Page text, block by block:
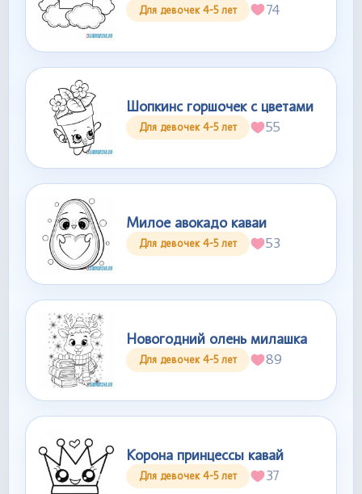
Для девочек 4-5 лет 74
Шопкинс горшочек с цветами
Для девочек 4-5 лет 55
Милое авокадо каваи
Для девочек 4-5 лет 53
Новогодний олень милашка
Для девочек 4-5 лет 89
Корона принцессы кавай
Для девочек 4-5 лет 37